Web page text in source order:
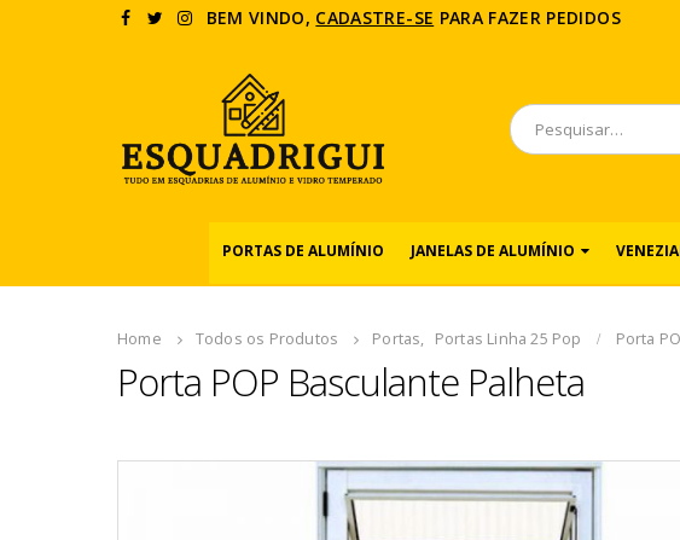
BEM VINDO, CADASTRE-SE PARA FAZER PEDIDOS
PORTAS DE ALUMÍNIO JANELAS DE ALUMÍNIO
Home Todos os Produtos Portas, Portas Linha 25 Pop Porta
Porta POP Basculante Palheta